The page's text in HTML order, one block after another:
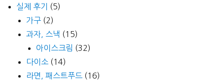
실제 후기
(5)
가구 (2)
과자, 스낵 (15)
아이스크림 (32)
다이소 (14)
라면, 패스트푸드 (16)